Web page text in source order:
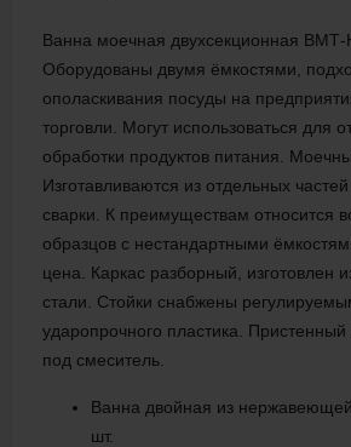
Ванна моечная двухсекционная ВМТ-
Оборудованы двумя ёмкостями,
ополаскивания посуды на
торговли. Могут использоваться для
обработки продуктов питания.
Изготавливаются из отдельных
сварки. К преимуществам относится
образцов с нестандартными
цена. Каркас разборный, изготовлен
стали. Стойки снабжены
ударопрочного пластика. Пристенный
под смеситель.
Ванна двойная из
шт.